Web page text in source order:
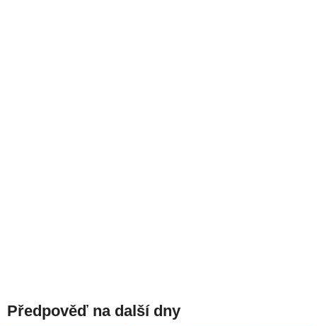
Předpověď na další dny